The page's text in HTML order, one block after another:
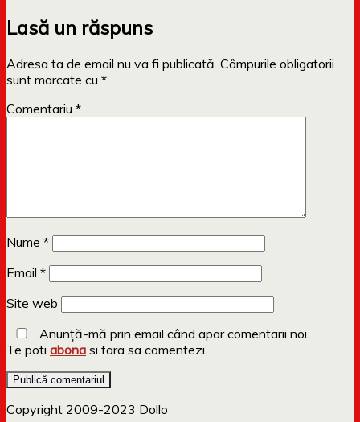
Lasă un răspuns
Adresa ta de email nu va fi publicată. Câmpurile obligatorii
sunt marcate cu *
Comentariu *
Nume *
Email *
Site web
Anunță-mă prin email când apar comentarii noi.
Te poti abona si fara sa comentezi.
Copyright 2009-2023 Dollo